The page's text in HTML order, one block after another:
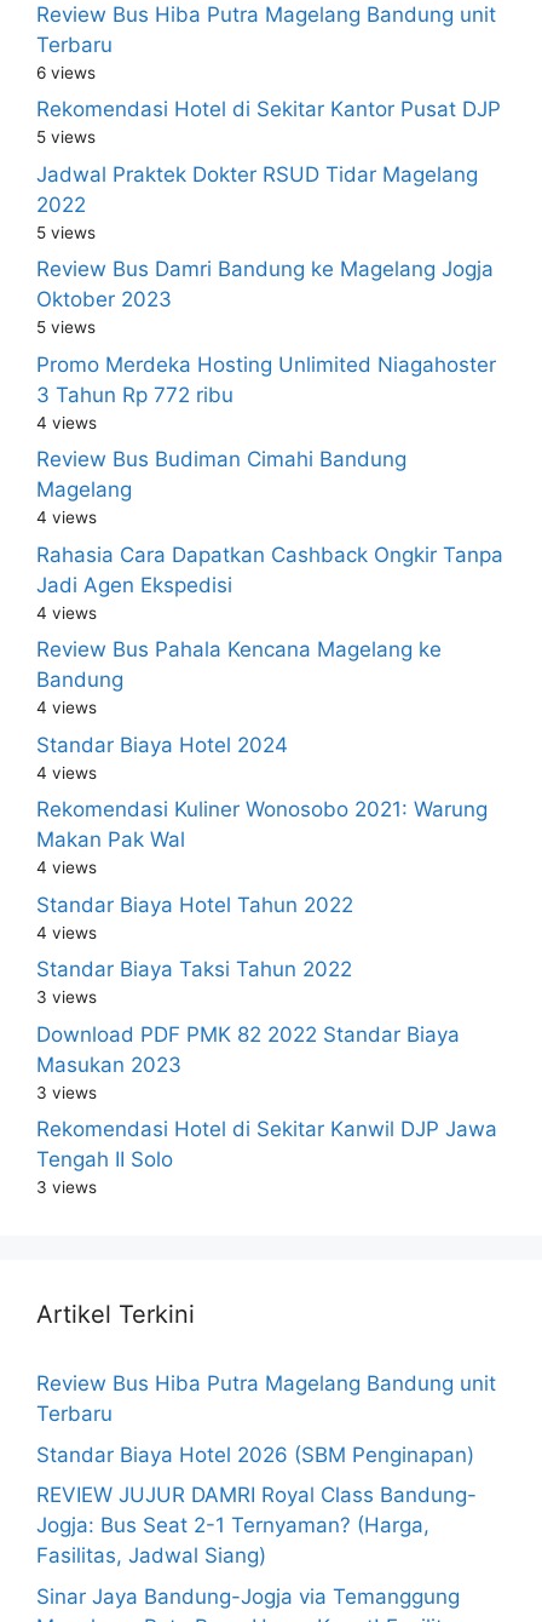
Review Bus Hiba Putra Magelang Bandung unit
Terbaru
6 views
Rekomendasi Hotel di Sekitar Kantor Pusat DJP
5 views
Jadwal Praktek Dokter RSUD Tidar Magelang
2022
5 views
Review Bus Damri Bandung ke Magelang Jogja
Oktober 2023
5 views
Promo Merdeka Hosting Unlimited Niagahoster
3 Tahun Rp 772 ribu
4 views
Review Bus Budiman Cimahi Bandung
Magelang
4 views
Rahasia Cara Dapatkan Cashback Ongkir Tanpa
Jadi Agen Ekspedisi
4 views
Review Bus Pahala Kencana Magelang ke
Bandung
4 views
Standar Biaya Hotel 2024
4 views
Rekomendasi Kuliner Wonosobo 2021: Warung
Makan Pak Wal
4 views
Standar Biaya Hotel Tahun 2022
4 views
Standar Biaya Taksi Tahun 2022
3 views
Download PDF PMK 82 2022 Standar Biaya
Masukan 2023
3 views
Rekomendasi Hotel di Sekitar Kanwil DJP Jawa
Tengah II Solo
3 views
Artikel Terkini
Review Bus Hiba Putra Magelang Bandung unit
Terbaru
Standar Biaya Hotel 2026 (SBM Penginapan)
REVIEW JUJUR DAMRI Royal Class Bandung-
Jogja: Bus Seat 2-1 Ternyaman? (Harga,
Fasilitas, Jadwal Siang)
Sinar Jaya Bandung-Jogja via Temanggung